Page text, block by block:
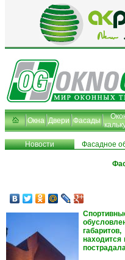
Окна Двери Фасады
Новости Фасадное
находится